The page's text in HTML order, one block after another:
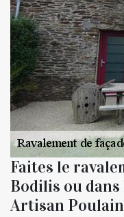
Faites le
Bodilis ou
Artisan Poulain